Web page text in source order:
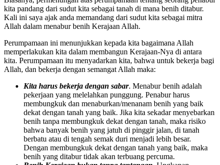
kita pandang dari sudut kita sebagai tanah di mana benih ditabur.
Kali ini saya ajak anda memandang dari sudut kita sebagai mitra
Allah dalam menabur benih Kerajaan Allah.
Perumpamaan ini menunjukkan kepada kita bagaimana Allah
memperlakukan kita dalam membangun Kerajaan-Nya di antara
kita. Perumpamaan itu menyadarkan kita, bahwa untuk bekerja bagi
Allah, dan bekerja dengan semangat Allah maka:
Kita harus bekerja dengan sabar. Menabur benih adalah
pekerjaan yang melelahkan punggung. Penabur harus
membungkuk dan menaburkan/menanam benih yang baik
dekat dengan tanah yang baik. Jika kita sekadar menyebarkan
benih tanpa membungkuk dekat dengan tanah, maka risiko
bahwa banyak benih yang jatuh di pinggir jalan, di tanah
berbatu atau di tengah semak duri menjadi lebih besar.
Dengan membungkuk dekat dengan tanah yang baik, maka
benih yang ditabur tidak akan terbuang percuma.